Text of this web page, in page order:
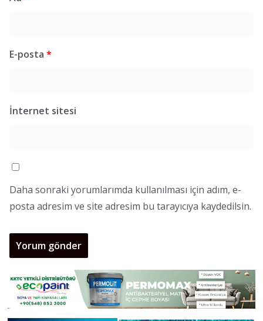
E-posta *
İnternet sitesi
Daha sonraki yorumlarımda kullanılması için adım, e-
posta adresim ve site adresim bu tarayıcıya kaydedilsin.